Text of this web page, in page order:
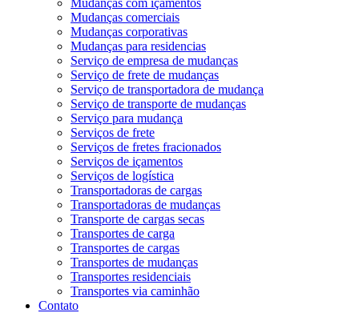
Mudanças com içamentos
Mudanças comerciais
Mudanças corporativas
Mudanças para residencias
Serviço de empresa de mudanças
Serviço de frete de mudanças
Serviço de transportadora de mudança
Serviço de transporte de mudanças
Serviço para mudança
Serviços de frete
Serviços de fretes fracionados
Serviços de içamentos
Serviços de logística
Transportadoras de cargas
Transportadoras de mudanças
Transporte de cargas secas
Transportes de carga
Transportes de cargas
Transportes de mudanças
Transportes residenciais
Transportes via caminhão
Contato